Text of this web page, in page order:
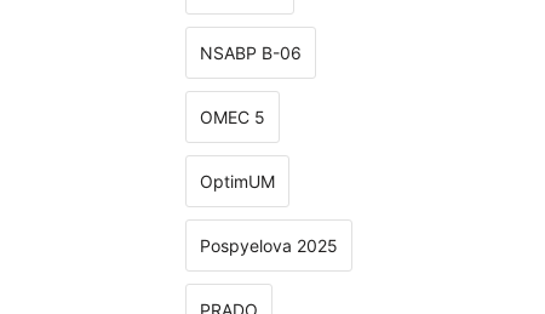
NSABP B-06
OMEC 5
OptimUM
Pospyelova 2025
PRADO